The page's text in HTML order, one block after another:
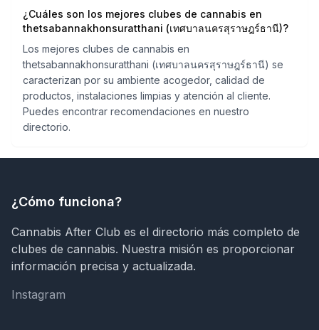
¿Cuáles son los mejores clubes de cannabis en
thetsabannakhonsuratthani (เทศบาลนครสุราษฎร์ธานี)?
Los mejores clubes de cannabis en
thetsabannakhonsuratthani (เทศบาลนครสุราษฎร์ธานี) se
caracterizan por su ambiente acogedor, calidad de
productos, instalaciones limpias y atención al cliente.
Puedes encontrar recomendaciones en nuestro
directorio.
¿Cómo funciona?
Cannabis After Club es el directorio más completo de
clubes de cannabis. Nuestra misión es proporcionar
información precisa y actualizada.
Instagram
Instagram